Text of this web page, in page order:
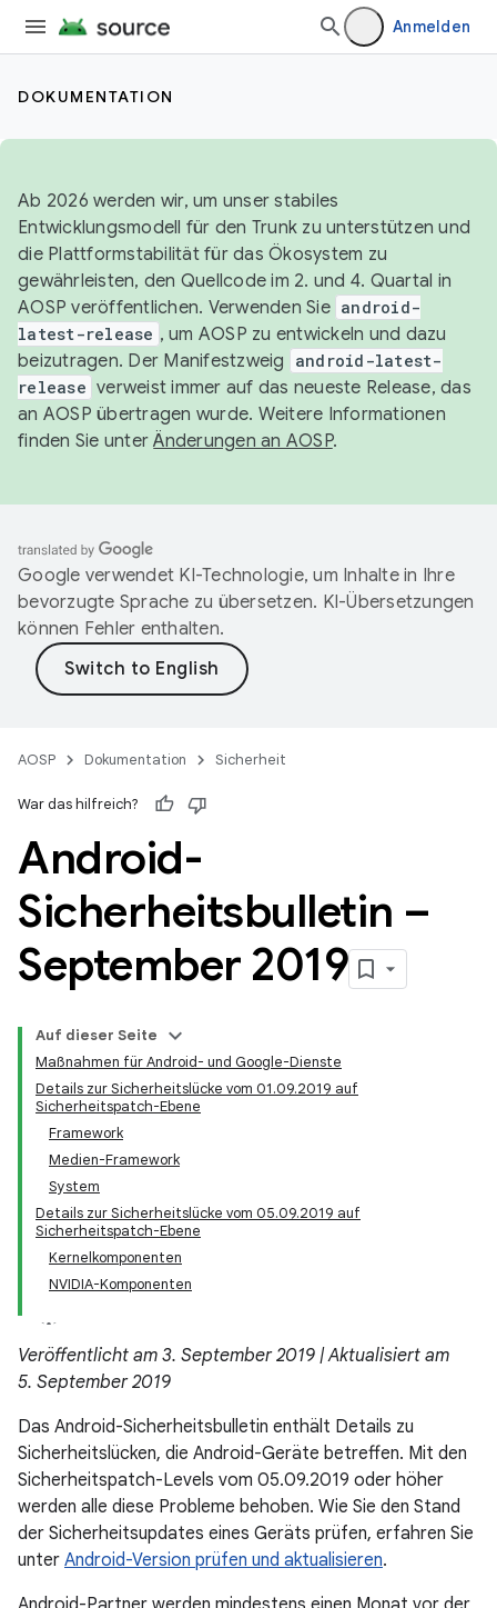
Anmelden
DOKUMENTATION
Ab 2026 werden wir, um unser stabiles
Entwicklungsmodell für den Trunk zu unterstützen und
die Plattformstabilität für das Ökosystem zu
gewährleisten, den Quellcode im 2. und 4. Quartal in
AOSP veröffentlichen. Verwenden Sie android-
latest-release , um AOSP zu entwickeln und dazu
beizutragen. Der Manifestzweig
android-latest-
release verweist immer auf das neueste Release, das
an AOSP übertragen wurde. Weitere Informationen
finden Sie unterÄnderungen an AOSP.
Google verwendet KI-Technologie, um Inhalte in Ihre
bevorzugte Sprache zu übersetzen. KI-Übersetzungen
können Fehler enthalten.
AOSP Dokumentation Sicherheit
War das hilfreich?
Android-
Sicherheitsbulletin –
September 2019
Auf dieser Seite
Maßnahmen für Android- und Google-Dienste
Details zur Sicherheitslücke vom 01.09.2019 auf
Sicherheitspatch-Ebene
Framework
Medien-Framework
System
Details zur Sicherheitslücke vom 05.09.2019 auf
Sicherheitspatch-Ebene
Kernelkomponenten
NVIDIA-Komponenten
Veröffentlicht am 3. September 2019 | Aktualisiert am
5. September 2019
Das Android-Sicherheitsbulletin enthält Details zu
Sicherheitslücken, die Android-Geräte betreffen. Mit den
Sicherheitspatch-Levels vom 05.09.2019 oder höher
werden alle diese Probleme behoben. Wie Sie den Stand
der Sicherheitsupdates eines Geräts prüfen, erfahren Sie
unter Android-Version prüfen und aktualisieren.